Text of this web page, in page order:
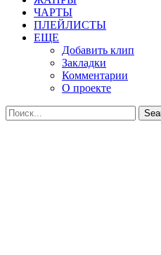
ЧАРТЫ
ПЛЕЙЛИСТЫ
ЕЩЕ
Добавить клип
Закладки
Комментарии
О проекте